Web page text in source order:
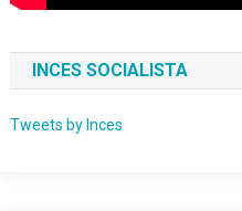
INCES SOCIALISTA
Tweets by Inces